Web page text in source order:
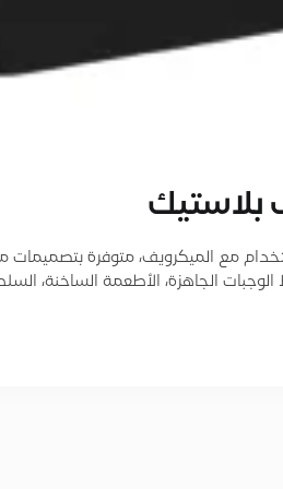
بلاستيك
مع الميكرويف، متوفرة بتصميمات
الجاهزة، الأطعمة الساخنة،